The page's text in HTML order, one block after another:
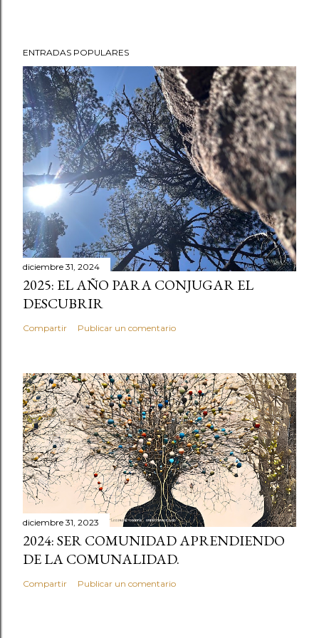
e
n
t
a
r
i
o
ENTRADAS POPULARES
diciembre 31, 2024
2025: EL AÑO PARA CONJUGAR EL
DESCUBRIR
Compartir Publicar un comentario
diciembre 31, 2023
2024: SER COMUNIDAD APRENDIENDO
DE LA COMUNALIDAD.
Compartir Publicar un comentario